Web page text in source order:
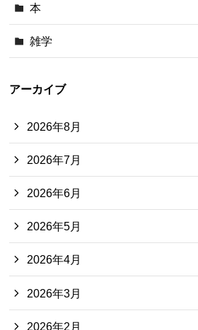
本
雑学
アーカイブ
2026年8月
2026年7月
2026年6月
2026年5月
2026年4月
2026年3月
2026年2月